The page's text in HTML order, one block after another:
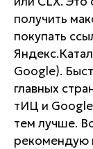
получить
покупать
Google).
главных
тИЦ и Google
тем лучше.
рекомендую